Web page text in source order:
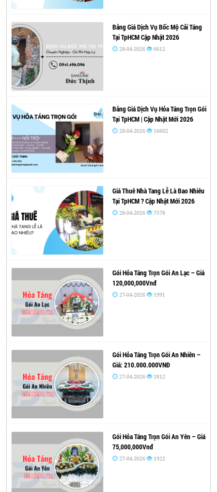
Bảng Giá Dịch Vụ Bốc Mộ Cải Táng
Tại TpHCM Cập Nhật 2026
28-04-2026 6612
Bảng Giá Dịch Vụ Hỏa Táng Trọn Gói
Tại TpHCM | Cập Nhật Mới 2026
28-04-2026 16602
Giá Thuê Nhà Tang Lễ Là Bao Nhiêu
Tại TpHCM ? Cập Nhật Mới 2026
28-04-2026 7578
Gói Hỏa Táng Trọn Gói An Lạc – Giá
120,000,000Vnđ
27-04-2026 1991
Gói Hỏa Táng Trọn Gói An Nhiên –
Giá: 210.000.000VNĐ
27-04-2026 1812
Gói Hỏa Táng Trọn Gói An Yên – Giá
75,000,000Vnđ
27-04-2026 1922